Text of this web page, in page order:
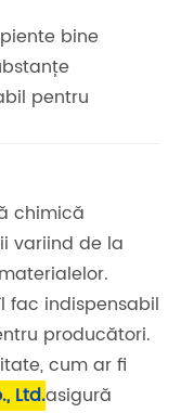
bine
pentru
chimică
variind de la
fac indispensabil
producători.
cum ar fi
Ltd.asigură